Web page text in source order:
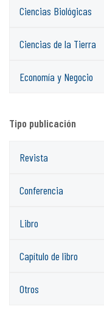
Ciencias Biológicas
Ciencias de la Tierra
Economía y Negocio
Tipo publicación
Revista
Conferencia
Libro
Capítulo de libro
Otros